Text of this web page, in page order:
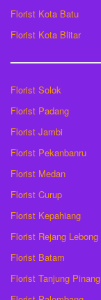
Florist Kota Batu
Florist Kota Blitar
Florist Solok
Florist Padang
Florist Jambi
Florist Pekanbanru
Florist Medan
Florist Curup
Florist Kepahiang
Florist Rejang Lebong
Florist Batam
Florist Tanjung Pinang